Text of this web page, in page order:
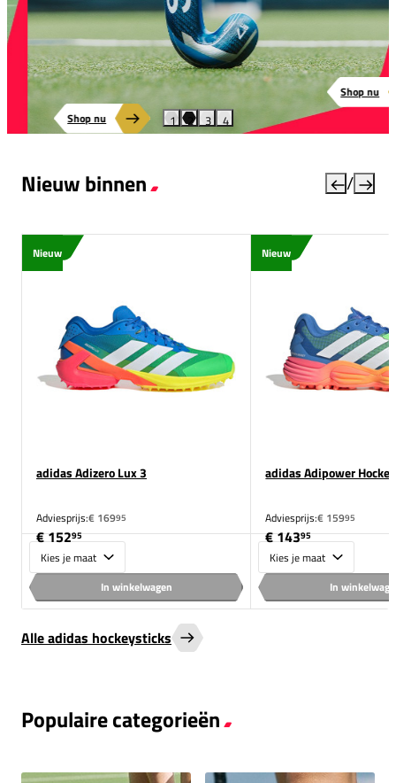
Shop nu
Shop nu
1 2 3 4
Nieuw binnen /
Nieuw
adidas Adizero Lux 3
Adviesprijs:€ 16995
€ 15295
Maat
In winkelwagen
Nieuw
adidas Adipower
Adviesprijs:€ 15995
€ 14395
Maat
In
Alle adidas hockeysticks
Populaire categorieën